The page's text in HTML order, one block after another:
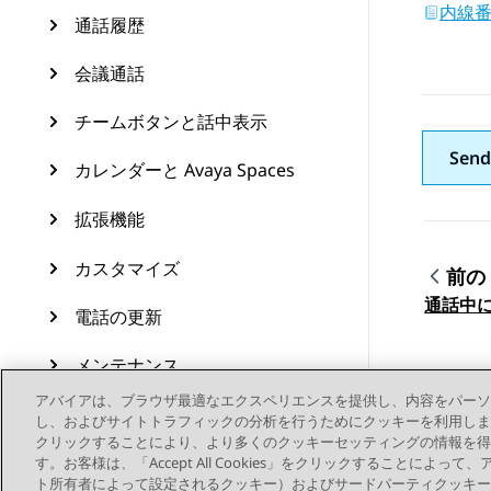
通話履歴
会議通話
チームボタンと話中表示
カレンダーと Avaya Spaces
拡張機能
カスタマイズ
電話の更新
メンテナンス
リソース
内線
トピ
前の
通話中
アバイアは、ブラウザ最適なエクスペリエンスを提供し、内容をパー
し、およびサイトトラフィックの分析を行うためにクッキーを利用し
クリックすることにより、より多くのクッキーセッティングの情報を
す。お客様は、「Accept All Cookies」をクリックすることによって
ト所有者によって設定されるクッキー）およびサードパーティクッキ